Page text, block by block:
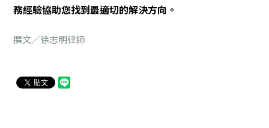
務經驗協助您找到最適切的解決方向。
撰文／徐志明律師